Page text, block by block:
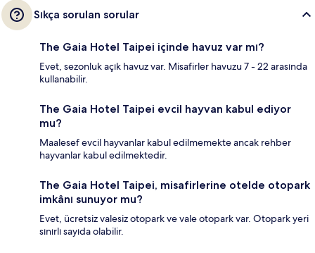
Sıkça sorulan sorular
The Gaia Hotel Taipei içinde havuz var mı?
Evet, sezonluk açık havuz var. Misafirler havuzu 7 - 22 arasında
kullanabilir.
The Gaia Hotel Taipei evcil hayvan kabul ediyor
mu?
Maalesef evcil hayvanlar kabul edilmemekte ancak rehber
hayvanlar kabul edilmektedir.
The Gaia Hotel Taipei, misafirlerine otelde otopark
imkânı sunuyor mu?
Evet, ücretsiz valesiz otopark ve vale otopark var. Otopark yeri
sınırlı sayıda olabilir.